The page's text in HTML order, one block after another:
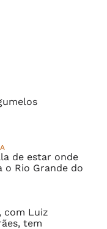
de estar onde
o Rio Grande do
com Luiz
tem